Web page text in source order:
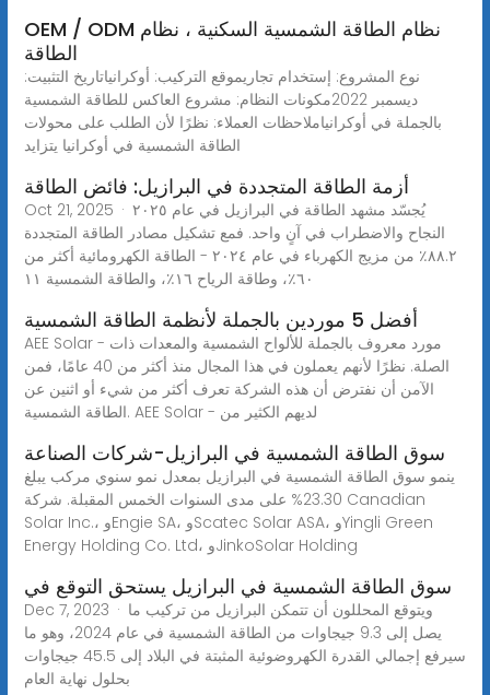
OEM / ODM نظام الطاقة الشمسية السكنية ، نظام
الطاقة
نوع المشروع: إستخدام تجاريموقع التركيب: أوكرانياتاريخ التثبيت:
ديسمبر 2022مكونات النظام: مشروع العاكس للطاقة الشمسية
بالجملة في أوكرانياملاحظات العملاء: نظرًا لأن الطلب على محولات
الطاقة الشمسية في أوكرانيا يتزايد
أزمة الطاقة المتجددة في البرازيل: فائض الطاقة
Oct 21, 2025 · يُجسّد مشهد الطاقة في البرازيل في عام ٢٠٢٥
النجاح والاضطراب في آنٍ واحد. فمع تشكيل مصادر الطاقة المتجددة
٨٨.٢٪ من مزيج الكهرباء في عام ٢٠٢٤ - الطاقة الكهرومائية أكثر من
٦٠٪، وطاقة الرياح ١٦٪، والطاقة الشمسية ١١
أفضل 5 موردين بالجملة لأنظمة الطاقة الشمسية
AEE Solar - مورد معروف بالجملة للألواح الشمسية والمعدات ذات
الصلة. نظرًا لأنهم يعملون في هذا المجال منذ أكثر من 40 عامًا، فمن
الآمن أن نفترض أن هذه الشركة تعرف أكثر من شيء أو اثنين عن
الطاقة الشمسية. AEE Solar - لديهم الكثير من
سوق الطاقة الشمسية في البرازيل-شركات الصناعة
ينمو سوق الطاقة الشمسية في البرازيل بمعدل نمو سنوي مركب يبلغ
23.30% على مدى السنوات الخمس المقبلة. شركة Canadian
Solar Inc.، وEngie SA، وScatec Solar ASA، وYingli Green
Energy Holding Co. Ltd، وJinkoSolar Holding
سوق الطاقة الشمسية في البرازيل يستحق التوقع في
Dec 7, 2023 · ويتوقع المحللون أن تتمكن البرازيل من تركيب ما
يصل إلى 9.3 جيجاوات من الطاقة الشمسية في عام 2024، وهو ما
سيرفع إجمالي القدرة الكهروضوئية المثبتة في البلاد إلى 45.5 جيجاوات
بحلول نهاية العام